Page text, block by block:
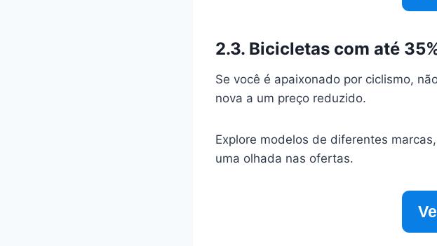
2.3. Bicicletas com até
Se você é apaixonado por ciclismo,
nova a um preço reduzido.
Explore modelos de diferentes
uma olhada nas ofertas.